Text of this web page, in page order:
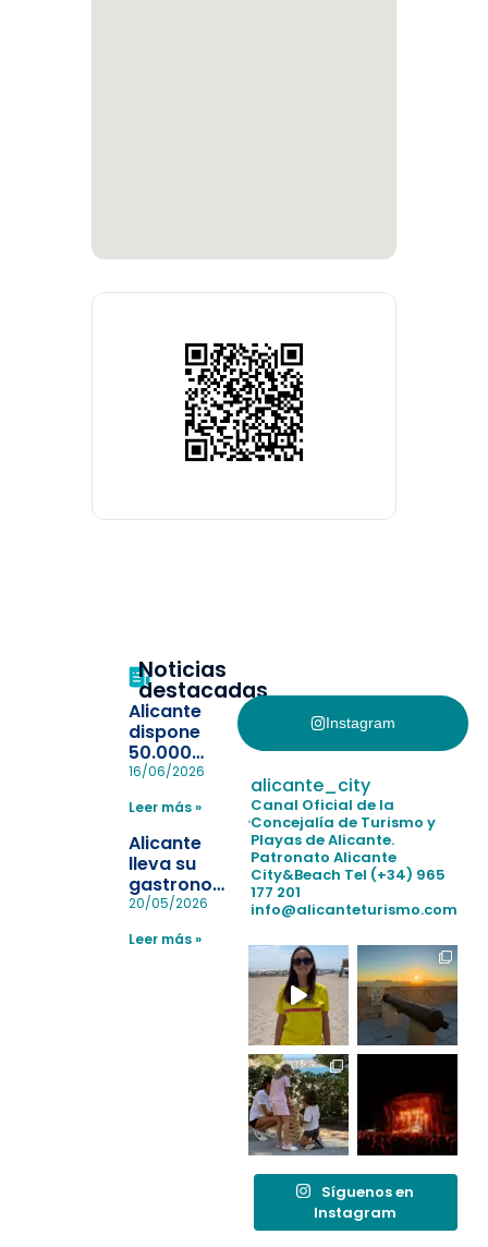
Noticias
destacadas
Alicante
dispone
50.000
pulseras
la
pérdida de niños
en las
playas y
realiza con
éxito un
simulacro de socorrismo
16/06/2026
Leer más »
Alicante
lleva su
gastronomía
a Madrid
reforzar el
20/05/2026
Leer más »
Instagram
alicante_city
Canal Oficial de la
Concejalía de Turismo y
Playas de Alicante.
Patronato Alicante
City&Beach Tel (+34) 965
177 201
info@alicanteturismo.com
Síguenos en
Instagram